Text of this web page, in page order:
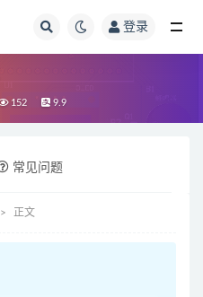
登录
152 9.9
常见问题
正文